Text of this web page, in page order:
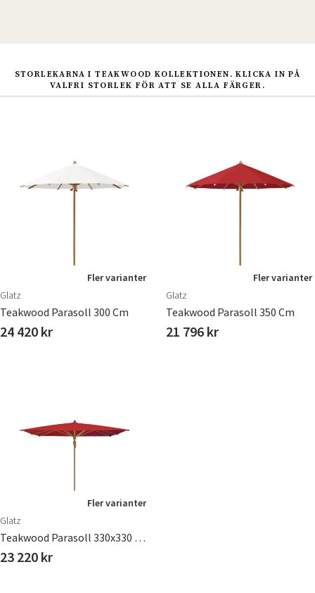
STORLEKARNA I TEAKWOOD KOLLEKTIONEN. KLICKA IN PÅ
VALFRI STORLEK FÖR ATT SE ALLA FÄRGER.
Fler varianter
Glatz
Teakwood Parasoll 300 Cm
24 420 kr
Fler varianter
Glatz
Teakwood Parasoll 350 Cm
21 796 kr
Fler varianter
Glatz
Teakwood Parasoll 330x330 Cm
23 220 kr